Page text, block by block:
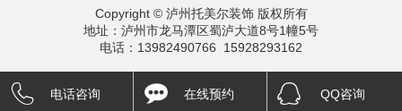
Copyright © 泸州托美尔装饰 版权所有
地址：泸州市龙马潭区蜀泸大道8号1幢5号
电话：13982490766 15928293162
电话咨询 在线预约 QQ咨询